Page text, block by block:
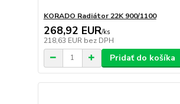
KORADO Radiátor 22K 900/1100
268,92 EUR/ks
218,63 EUR bez DPH
Pridať do košíka